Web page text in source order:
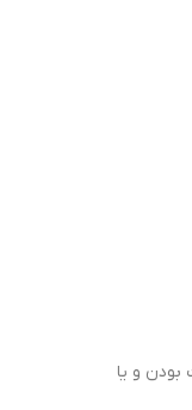
بودن و یا